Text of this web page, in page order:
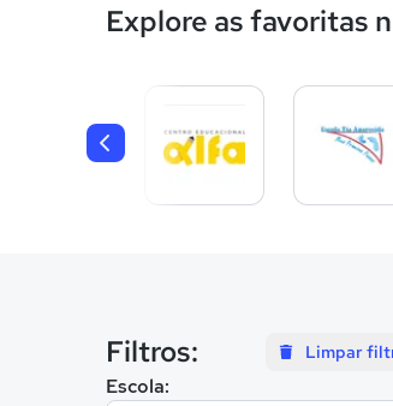
Explore as favoritas
Filtros: Limpar
Escola: